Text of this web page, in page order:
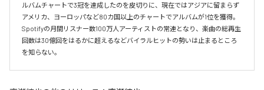
ルバムチャートで3冠を達成したのを皮切りに、現在ではアジアに留まらず
アメリカ、ヨーロッパなど80カ国以上のチャートでアルバムが1位を獲得。
Spotifyの月間リスナー数100万人アーティストの常連となり、楽曲の総再生
回数は30億回をはるかに超えるなどバイラルヒットの勢いは止まるところ
を知らない。